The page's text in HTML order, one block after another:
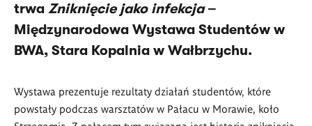
trwa Zniknięcie jako infekcja–
Międzynarodowa Wystawa Studentów w
BWA, Stara Kopalnia w Wałbrzychu.
Wystawa prezentuje rezultaty działań studentów, które
powstały podczas warsztatów w Pałacu w Morawie, koło